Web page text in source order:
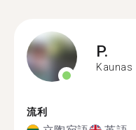
P.
Kaunas
流利